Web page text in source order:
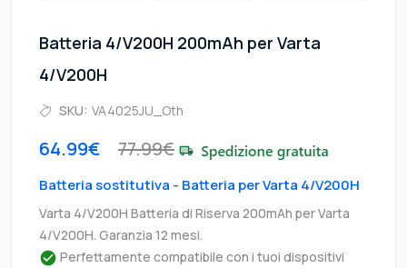
Batteria 4/V200H 200mAh per Varta
4/V200H
SKU: VA4025JU_Oth
64.99€ 77.99€
Batteria sostitutiva - Batteria per Varta 4/V200H
Varta 4/V200H Batteria di Riserva 200mAh per Varta
4/V200H. Garanzia 12 mesi.
Perfettamente compatibile con i tuoi dispositivi